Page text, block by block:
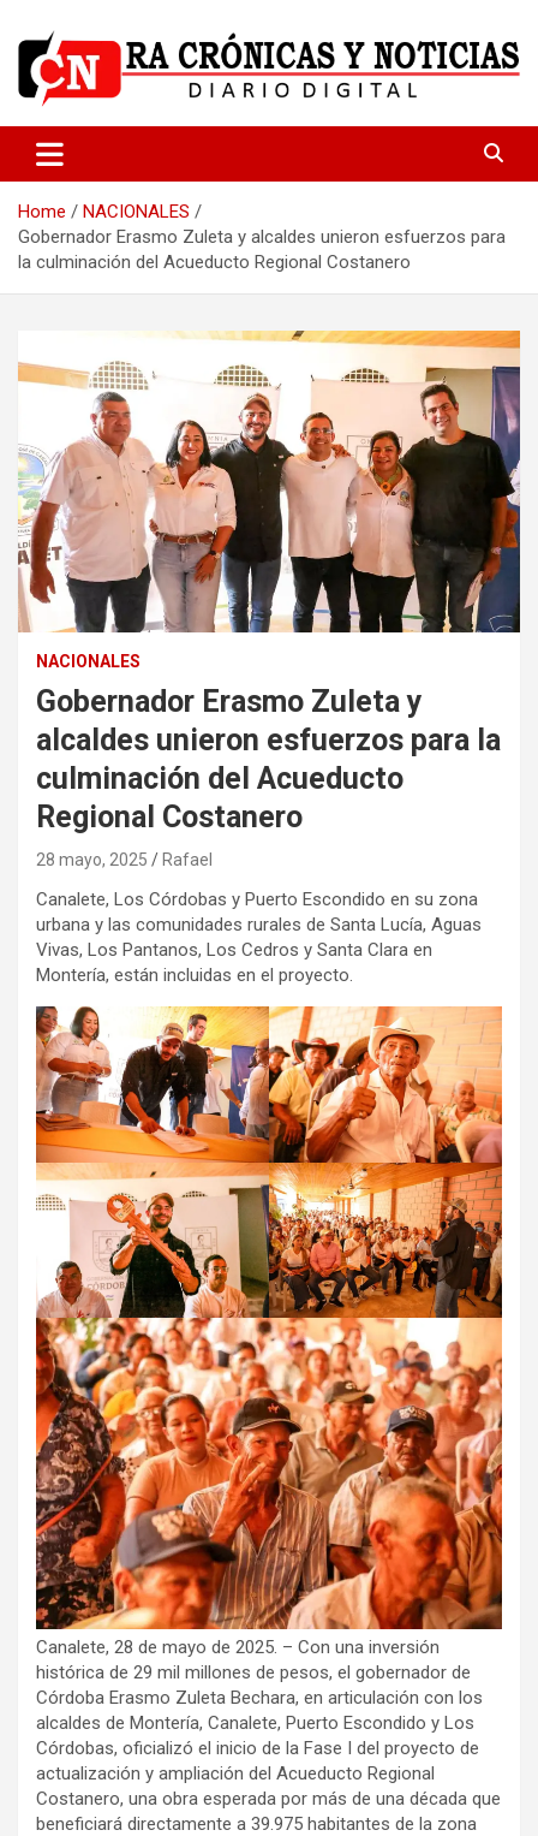
content
R.A Crónicas y Noticias
Home
NACIONALES
Gobernador Erasmo Zuleta y alcaldes unieron esfuerzos para
la culminación del Acueducto Regional Costanero
NACIONALES
Gobernador Erasmo Zuleta y
alcaldes unieron esfuerzos para la
culminación del Acueducto
Regional Costanero
28 mayo, 2025 Rafael
Canalete, Los Córdobas y Puerto Escondido en su zona
urbana y las comunidades rurales de Santa Lucía, Aguas
Vivas, Los Pantanos, Los Cedros y Santa Clara en
Montería, están incluidas en el proyecto.
Canalete, 28 de mayo de 2025. – Con una inversión
histórica de 29 mil millones de pesos, el gobernador de
Córdoba Erasmo Zuleta Bechara, en articulación con los
alcaldes de Montería, Canalete, Puerto Escondido y Los
Córdobas, oficializó el inicio de la Fase I del proyecto de
actualización y ampliación del Acueducto Regional
Costanero, una obra esperada por más de una década que
beneficiará directamente a 39.975 habitantes de la zona